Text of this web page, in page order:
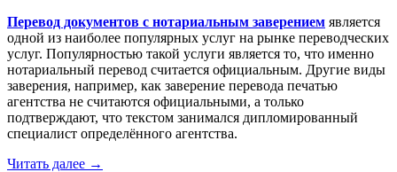
Перевод документов с нотариальным заверением является
одной из наиболее популярных услуг на рынке переводческих
услуг. Популярностью такой услуги является то, что именно
нотариальный перевод считается официальным. Другие виды
заверения, например, как заверение перевода печатью
агентства не считаются официальными, а только
подтверждают, что текстом занимался дипломированный
специалист определённого агентства.
Читать далее →